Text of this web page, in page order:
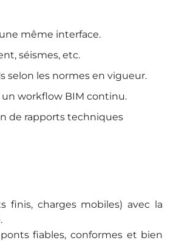
même interface.
séismes, etc.
les normes en vigueur.
un workflow BIM continu.
de rapports techniques
finis, charges mobiles) avec la
fiables, conformes et bien